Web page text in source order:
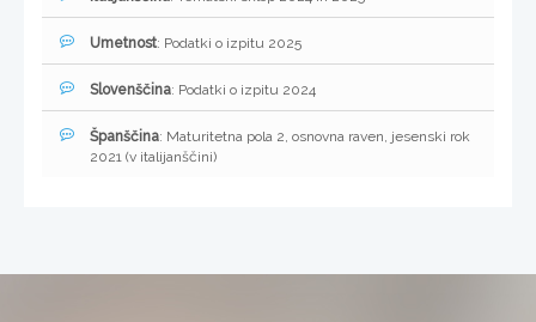
Umetnost: Podatki o izpitu 2025
Slovenščina: Podatki o izpitu 2024
Španščina: Maturitetna pola 2, osnovna raven, jesenski rok
2021 (v italijanščini)